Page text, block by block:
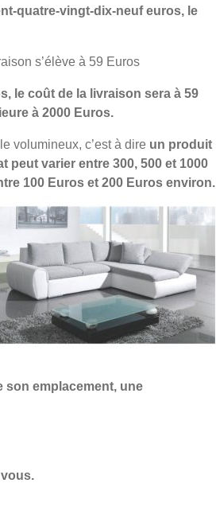
quatre-vingt-dix-neuf euros, le
s’élève à 59 Euros
le coût de la livraison sera à 59
à 2000 Euros.
volumineux, c’est à dire un produit
peut varier entre 300, 500 et 1000
100 Euros et 200 Euros environ.
son emplacement, une